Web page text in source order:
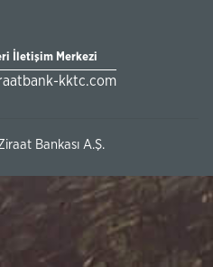
İletişim Merkezi
kktc.com
Bankası A.Ş.